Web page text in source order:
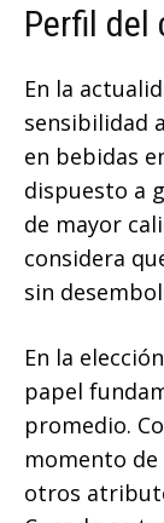
Perfil del
En la
sensibilidad
en bebidas
dispuesto a
de mayor
considera
sin
En la
papel
promedio.
momento de
otros